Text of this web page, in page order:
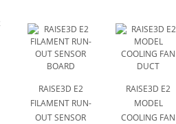
RAISE3D E2
FILAMENT RUN-
OUT SENSOR
RAISE3D E2
MODEL
COOLING FAN